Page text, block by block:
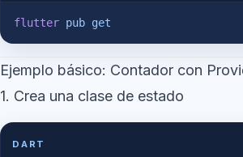
flutter pub get
Ejemplo básico: Contador con
1. Crea una clase de estado
DART